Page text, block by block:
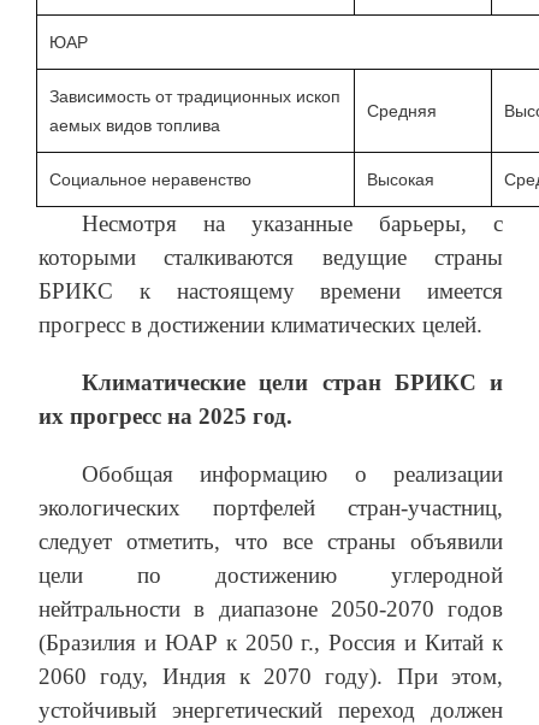
ЮАР
Зависимость от традиционных ископ
аемых видов топлива
Средняя
Социальное неравенство Высокая
Несмотря на указанные барьеры, с
которыми сталкиваются ведущие страны
БРИКС к настоящему времени имеется
прогресс в достижении климатических целей.
Климатические цели стран БРИКС и
их прогресс на 2025 год.
Обобщая информацию о реализации
экологических портфелей стран-участниц,
следует отметить, что все страны объявили
цели по достижению углеродной
нейтральности в диапазоне 2050-2070 годов
(Бразилия и ЮАР к 2050 г., Россия и Китай к
2060 году, Индия к 2070 году). При этом,
устойчивый энергетический переход должен